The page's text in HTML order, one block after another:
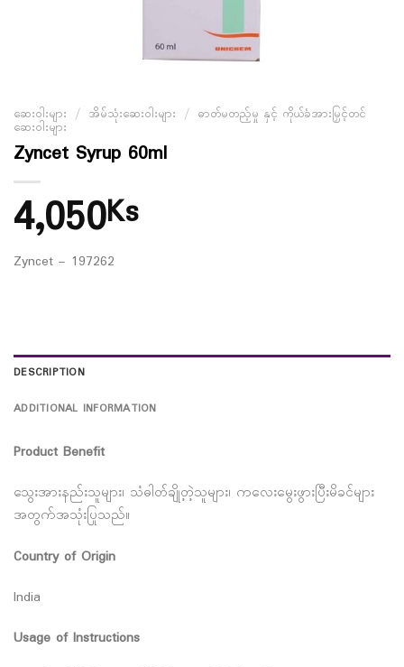
ဆေးဝါးများ / အိမ်သုံးဆေးဝါးများ / ဓာတ်မတည့်မှု နှင့် ကိုယ်ခံအားမြှင့်တင်
ဆေးဝါးများ
Zyncet Syrup 60ml
4,050Ks
Zyncet – 197262
DESCRIPTION
ADDITIONAL INFORMATION
Product Benefit
သွေးအားနည်းသူများ၊ သံဓါတ်ချို့တဲ့သူများ၊ ကလေးမွေးဖွားပြီးမိခင်များ
အတွက်အသုံးပြုသည်။
Country of Origin
India
Usage of Instructions